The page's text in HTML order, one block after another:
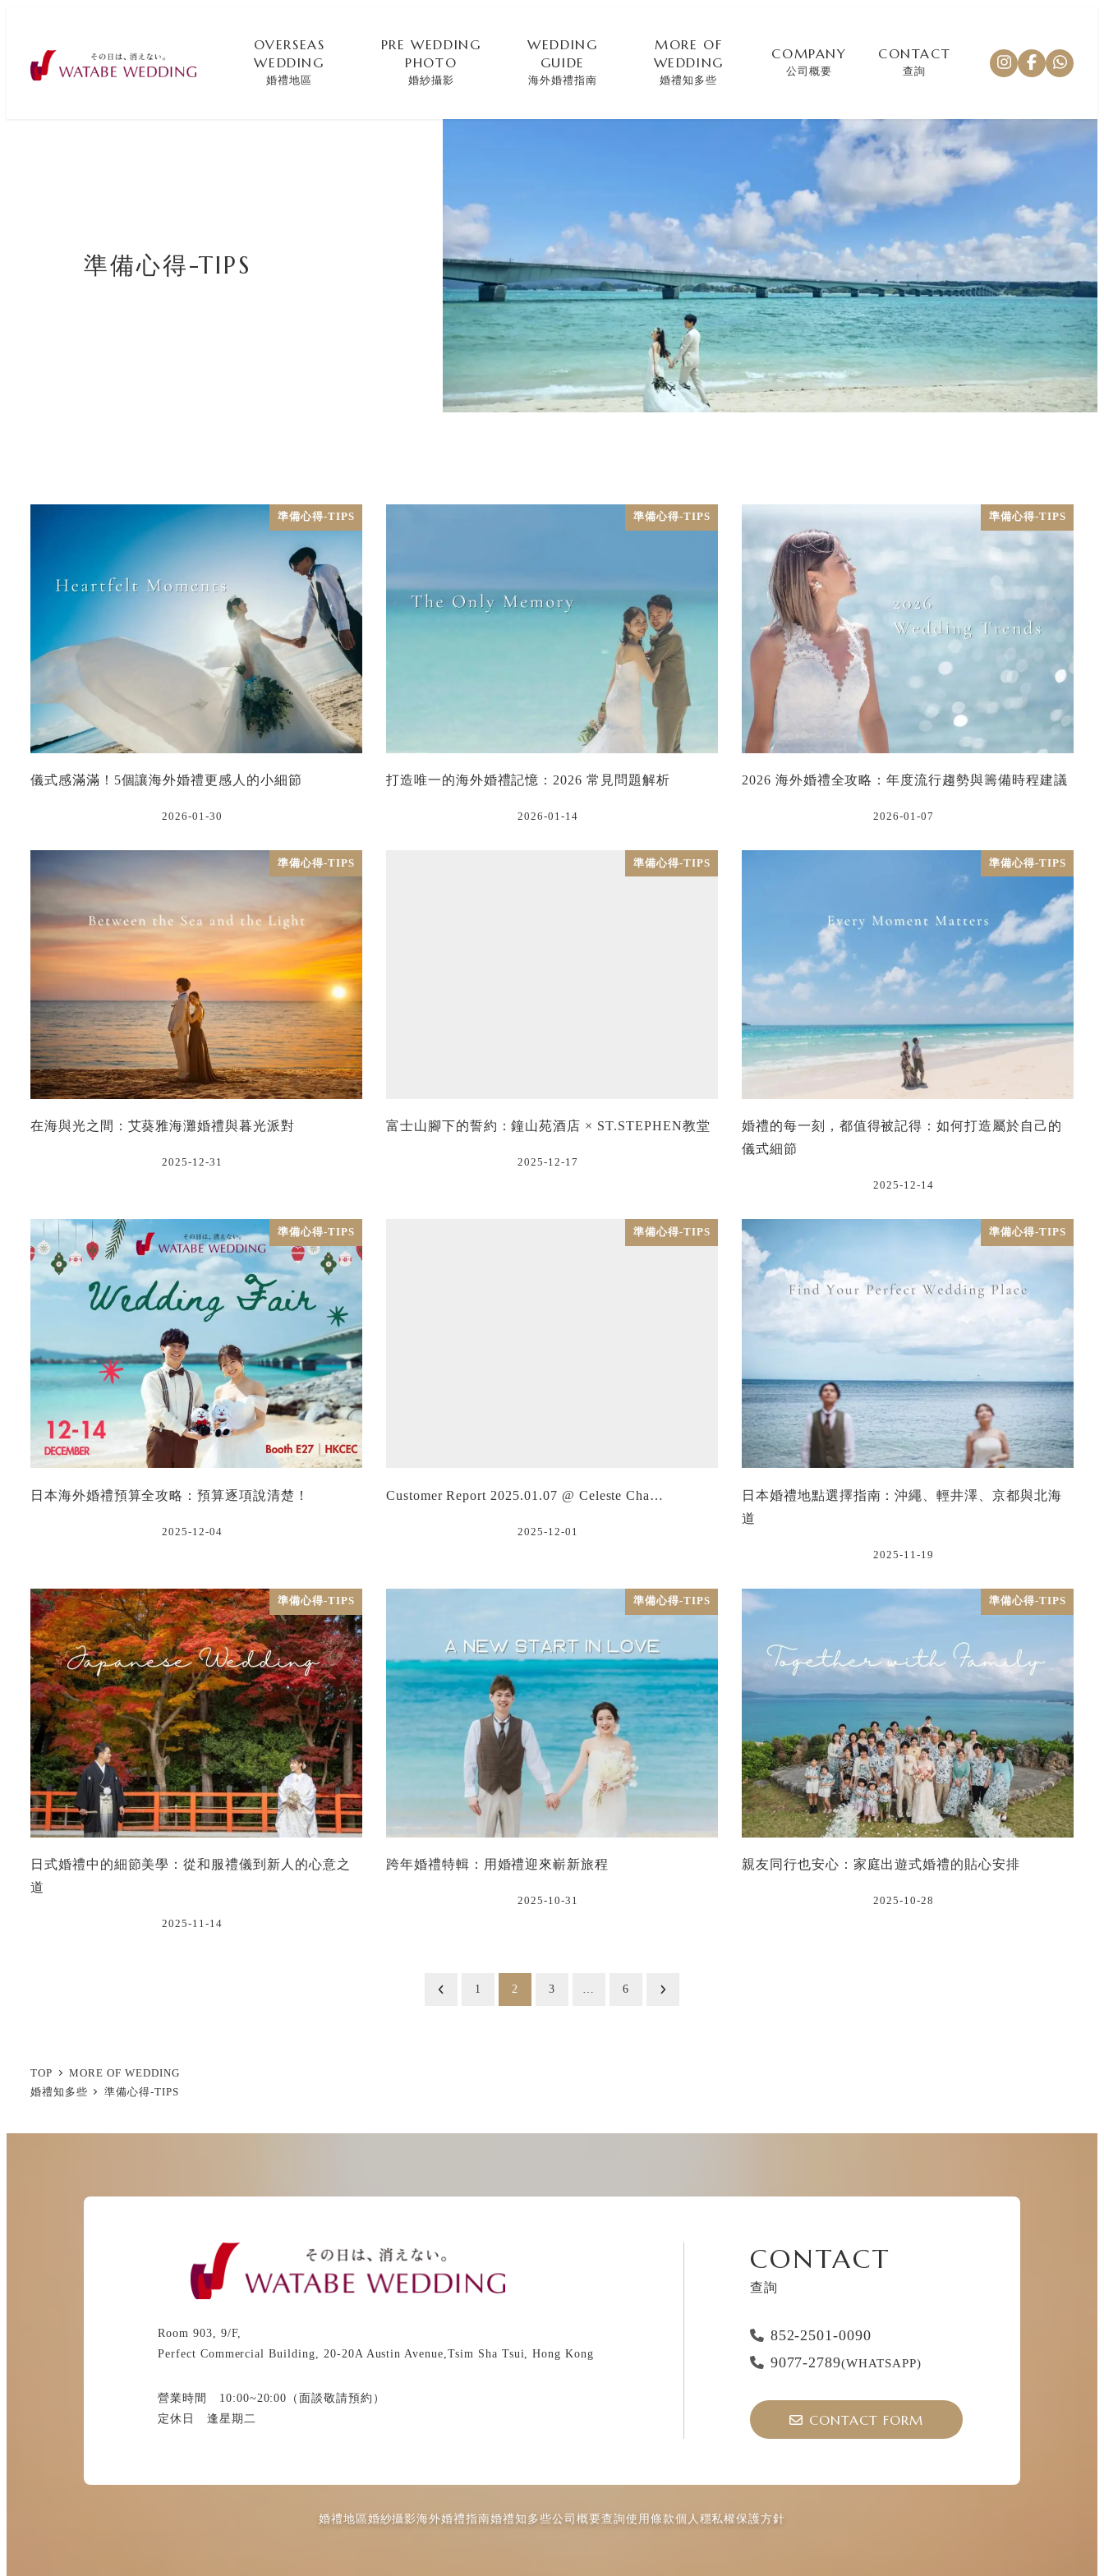
OVERSEAS
WEDDING
婚禮地區
PRE WEDDING
PHOTO
婚紗攝影
WEDDING
GUIDE
海外婚禮指南
MORE OF
WEDDING
婚禮知多些
COMPANY
公司概要
CONTACT
查詢
準備心得-TIPS
準備心得-TIPS
儀式感滿滿！5個讓海外婚禮更感人的小細節
2026-01-30
準備心得-TIPS
打造唯一的海外婚禮記憶：2026 常見問題解析
2026-01-14
準備心得-TIPS
2026 海外婚禮全攻略：年度流行趨勢與籌備時程建議
2026-01-07
準備心得-TIPS
在海與光之間：艾葵雅海灘婚禮與暮光派對
2025-12-31
準備心得-TIPS
富士山腳下的誓約：鐘山苑酒店 × ST.STEPHEN教堂
2025-12-17
準備心得-TIPS
婚禮的每一刻，都值得被記得：如何打造屬於自己的
儀式細節
2025-12-14
準備心得-TIPS
日本海外婚禮預算全攻略：預算逐項說清楚！
2025-12-04
準備心得-TIPS
Customer Report 2025.01.07 @ Celeste Cha…
2025-12-01
準備心得-TIPS
日本婚禮地點選擇指南：沖繩、輕井澤、京都與北海
道
2025-11-19
準備心得-TIPS
日式婚禮中的細節美學：從和服禮儀到新人的心意之
道
2025-11-14
準備心得-TIPS
跨年婚禮特輯：用婚禮迎來嶄新旅程
2025-10-31
準備心得-TIPS
親友同行也安心：家庭出遊式婚禮的貼心安排
2025-10-28
ペ
ー
1 2 3 … 6
TOP
MORE OF WEDDING
婚禮知多些
準備心得-TIPS
Room 903, 9/F,
Perfect Commercial Building, 20-20A Austin Avenue,Tsim Sha Tsui, Hong Kong
營業時間 10:00~20:00（面談敬請預約）
定休日 逢星期二
CONTACT
查詢
852-2501-0090
9077-2789(WHATSAPP)
CONTACT FORM
婚禮地區婚紗攝影海外婚禮指南婚禮知多些公司概要查詢使用條款個人穩私權保護方針